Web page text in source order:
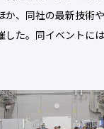
か、同社の最新技術
した。同イベントに